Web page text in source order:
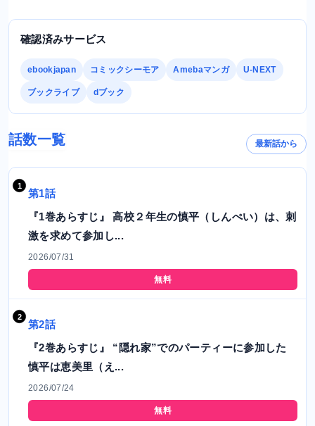
確認済みサービス
ebookjapan コミックシーモア Amebaマンガ U-NEXT
ブックライブ dブック
話数一覧 最新話から
第1話
『1巻あらすじ』 高校２年生の慎平（しんぺい）は、刺
激を求めて参加し...
2026/07/31
無料
第2話
『2巻あらすじ』 “隠れ家”でのパーティーに参加した
慎平は恵美里（え...
2026/07/24
無料